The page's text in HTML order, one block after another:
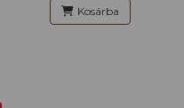
Kosárba